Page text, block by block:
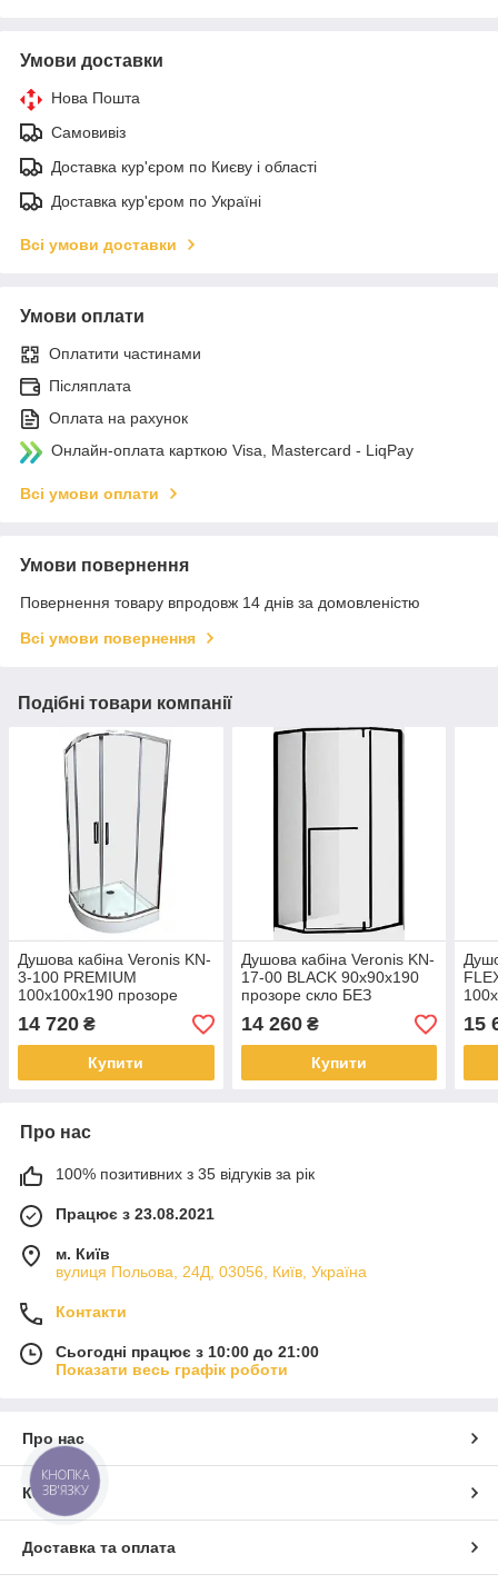
Умови доставки
Нова Пошта
Самовивіз
Доставка кур'єром по Києву і області
Доставка кур'єром по Україні
Всі умови доставки
Умови оплати
Оплатити частинами
Післяплата
Оплата на рахунок
Онлайн-оплата карткою Visa, Mastercard - LiqPay
Всі умови оплати
Умови повернення
Повернення товару впродовж 14 днів за домовленістю
Всі умови повернення
Подібні товари компанії
Душова кабіна Veronis KN-
3-100 PREMIUM
100х100х190 прозоре
скло без піддона
14 720 ₴
Купити
Душова кабіна Veronis KN-
17-00 BLACK 90х90х190
прозоре скло БЕЗ
ПІДДОНУ
14 260₴
Купити
15
Про нас
100% позитивних з 35 відгуків за рік
Працює з 23.08.2021
м. Київ
вулиця Польова, 24Д, 03056, Київ, Україна
Контакти
Сьогодні працює з 10:00 до 21:00
Показати весь графік роботи
Про нас
Контакти
Доставка та оплата
КНОПКА
ЗВ'ЯЗКУ